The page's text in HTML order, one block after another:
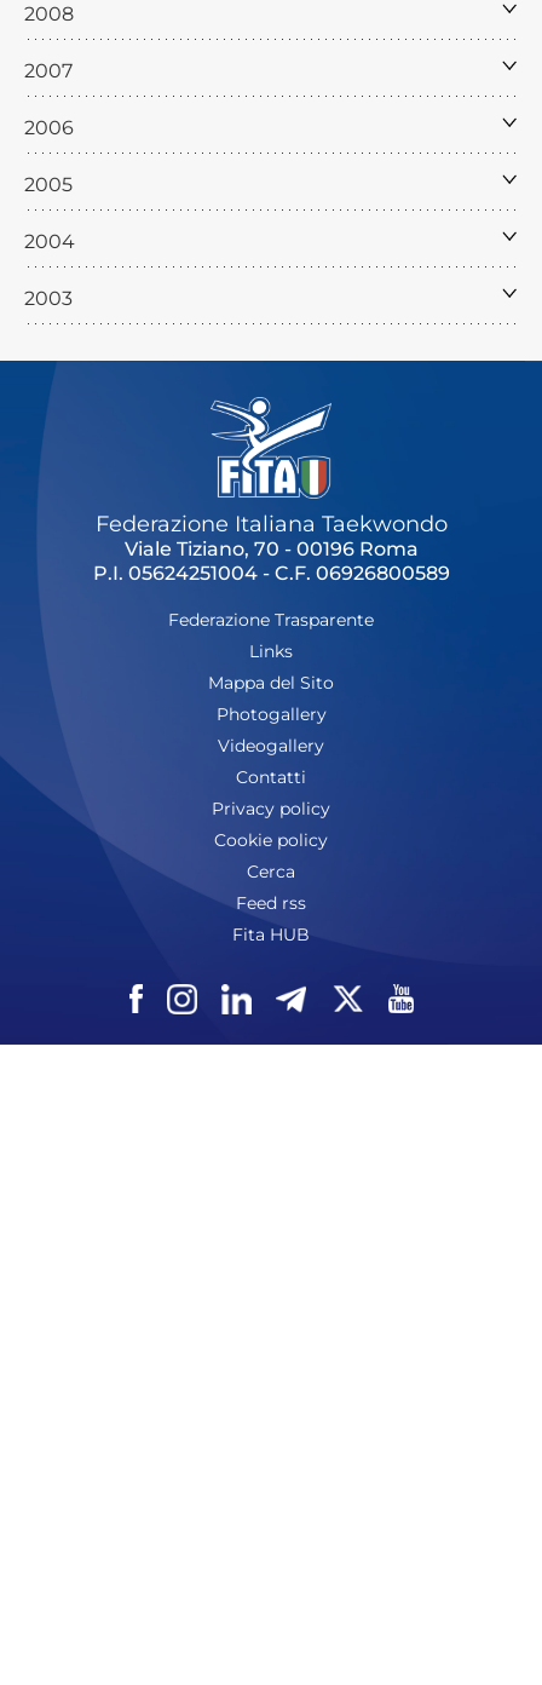
2008
2007
2006
2005
2004
2003
Federazione Italiana Taekwondo
Viale Tiziano, 70 - 00196 Roma
P.I. 05624251004 - C.F. 06926800589
Federazione Trasparente
Links
Mappa del Sito
Photogallery
Videogallery
Contatti
Privacy policy
Cookie policy
Cerca
Feed rss
Fita HUB